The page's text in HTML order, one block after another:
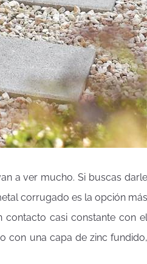
a ver mucho. Si buscas darle
corrugado es la opción más
contacto casi constante con el
con una capa de zinc fundido,